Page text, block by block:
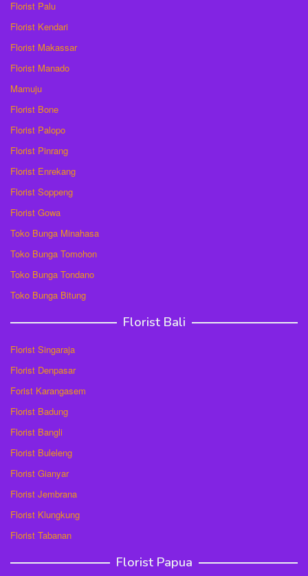
Florist Palu
Florist Kendari
Florist Makassar
Florist Manado
Mamuju
Florist Bone
Florist Palopo
Florist Pinrang
Florist Enrekang
Florist Soppeng
Florist Gowa
Toko Bunga Minahasa
Toko Bunga Tomohon
Toko Bunga Tondano
Toko Bunga Bitung
Florist Bali
Florist Singaraja
Florist Denpasar
Forist Karangasem
Florist Badung
Florist Bangli
Florist Buleleng
Florist Gianyar
Florist Jembrana
Florist Klungkung
Florist Tabanan
Florist Papua